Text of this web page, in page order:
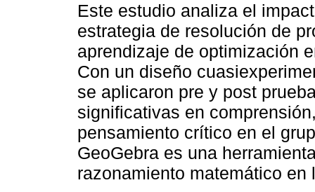
Este estudio analiza el
estrategia de resolución de
aprendizaje de optimización
Con un diseño
se aplicaron pre y post
significativas en
pensamiento crítico en el
GeoGebra es una
razonamiento matemático en